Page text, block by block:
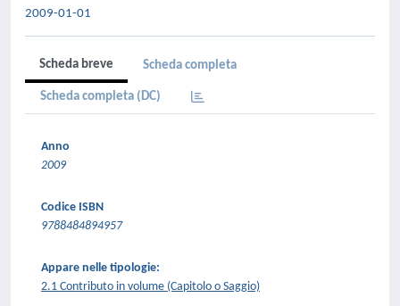
2009-01-01
Scheda breve Scheda completa
Scheda completa (DC)
Anno
2009
Codice ISBN
9788484894957
Appare nelle tipologie:
2.1 Contributo in volume (Capitolo o Saggio)